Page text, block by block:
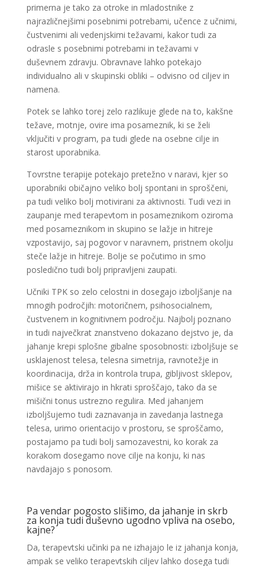
primerna je tako za otroke in mladostnike z
najrazličnejšimi posebnimi potrebami, učence z učnimi,
čustvenimi ali vedenjskimi težavami, kakor tudi za
odrasle s posebnimi potrebami in težavami v
duševnem zdravju. Obravnave lahko potekajo
individualno ali v skupinski obliki – odvisno od ciljev in
namena.
Potek se lahko torej zelo razlikuje glede na to, kakšne
težave, motnje, ovire ima posameznik, ki se želi
vključiti v program, pa tudi glede na osebne cilje in
starost uporabnika.
Tovrstne terapije potekajo pretežno v naravi, kjer so
uporabniki običajno veliko bolj spontani in sproščeni,
pa tudi veliko bolj motivirani za aktivnosti. Tudi vezi in
zaupanje med terapevtom in posameznikom oziroma
med posameznikom in skupino se lažje in hitreje
vzpostavijo, saj pogovor v naravnem, pristnem okolju
steče lažje in hitreje. Bolje se počutimo in smo
posledično tudi bolj pripravljeni zaupati.
Učniki TPK so zelo celostni in dosegajo izboljšanje na
mnogih področjih: motoričnem, psihosocialnem,
čustvenem in kognitivnem področju. Najbolj poznano
in tudi največkrat znanstveno dokazano dejstvo je, da
jahanje krepi splošne gibalne sposobnosti: izboljšuje se
usklajenost telesa, telesna simetrija, ravnotežje in
koordinacija, drža in kontrola trupa, gibljivost sklepov,
mišice se aktivirajo in hkrati sproščajo, tako da se
mišični tonus ustrezno regulira. Med jahanjem
izboljšujemo tudi zaznavanja in zavedanja lastnega
telesa, urimo orientacijo v prostoru, se sproščamo,
postajamo pa tudi bolj samozavestni, ko korak za
korakom dosegamo nove cilje na konju, ki nas
navdajajo s ponosom.
Pa vendar pogosto slišimo, da jahanje in skrb
za konja tudi duševno ugodno vpliva na osebo,
kajne?
Da, terapevtski učinki pa ne izhajajo le iz jahanja konja,
ampak se veliko terapevtskih ciljev lahko dosega tudi